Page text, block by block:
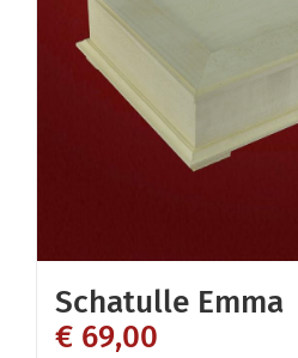
Schatulle Emma
€ 69,00